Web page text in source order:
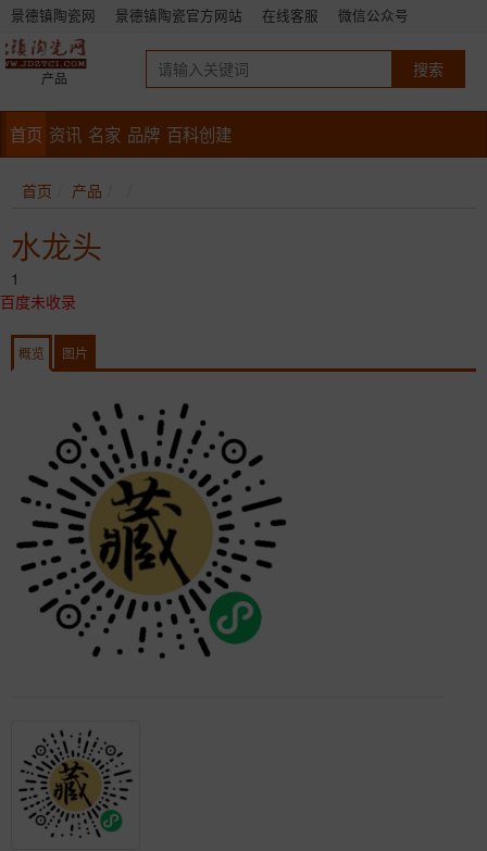
景德镇陶瓷网 景德镇陶瓷官方网站 在线客服 微信公众号
产品
首页 资讯 名家 品牌 百科创建
首页 产品
水龙头
1
百度未收录
概览 图片